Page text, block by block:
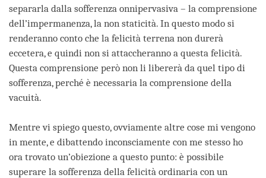
separarla dalla sofferenza onnipervasiva – la comprensione
dell’impermanenza, la non staticità. In questo modo si
renderanno conto che la felicità terrena non durerà
eccetera, e quindi non si attaccheranno a questa felicità.
Questa comprensione però non li libererà da quel tipo di
sofferenza, perché è necessaria la comprensione della
vacuità.
Mentre vi spiego questo, ovviamente altre cose mi vengono
in mente, e dibattendo inconsciamente con me stesso ho
ora trovato un’obiezione a questo punto: è possibile
superare la sofferenza della felicità ordinaria con un